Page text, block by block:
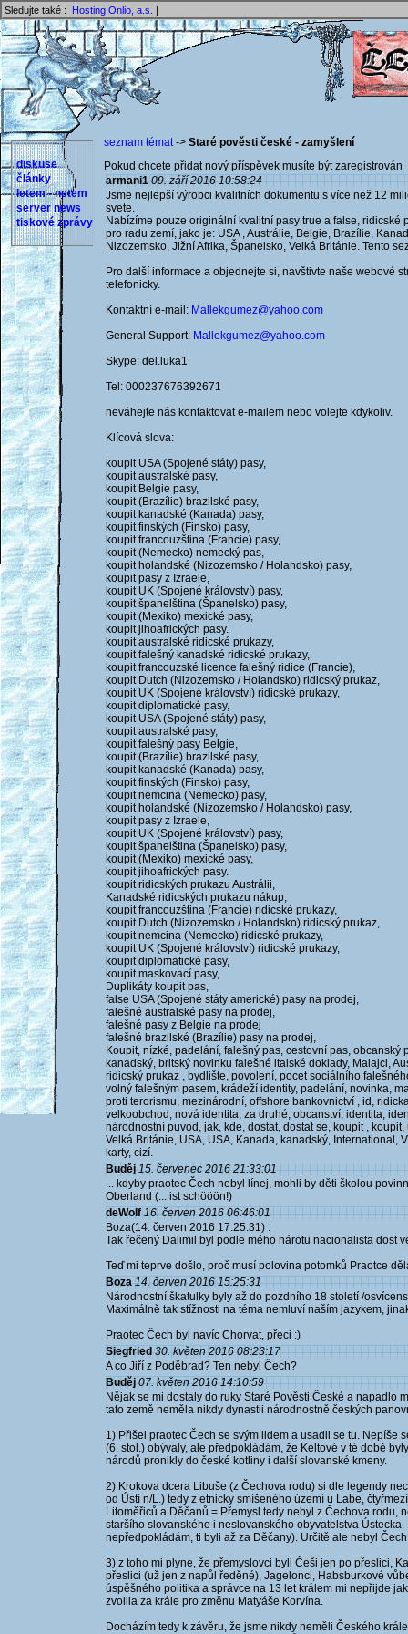
Sledujte také : Hosting Onlio, a.s. |
diskuse
články
letem - netem
server news
tiskové zprávy
seznam témat-> Staré pověsti české - zamyšlení
Pokud chcete přidat nový příspěvek musíte být
armani1 09. září 2016 10:58:24
Jsme nejlepší výrobci kvalitních dokumentu s více než 12
svete.
Nabízíme pouze originální kvalitní pasy true a false, ridicské
pro radu zemí, jako je: USA , Austrálie, Belgie, Brazílie,
Nizozemsko, Jižní Afrika, Španelsko, Velká Británie. Tento
Pro další informace a objednejte si, navštivte naše webové
telefonicky.
Kontaktní e-mail: Mallekgumez@yahoo.com
General Support: Mallekgumez@yahoo.com
Skype: del.luka1
Tel: 000237676392671
neváhejte nás kontaktovat e-mailem nebo volejte kdykoliv.
Klícová slova:
koupit USA (Spojené státy) pasy,
koupit australské pasy,
koupit Belgie pasy,
koupit (Brazílie) brazilské pasy,
koupit kanadské (Kanada) pasy,
koupit finských (Finsko) pasy,
koupit francouzština (Francie) pasy,
koupit (Nemecko) nemecký pas,
koupit holandské (Nizozemsko / Holandsko) pasy,
koupit pasy z Izraele,
koupit UK (Spojené království) pasy,
koupit španelština (Španelsko) pasy,
koupit (Mexiko) mexické pasy,
koupit jihoafrických pasy.
koupit australské ridicské prukazy,
koupit falešný kanadské ridicské prukazy,
koupit francouzské licence falešný ridice (Francie),
koupit Dutch (Nizozemsko / Holandsko) ridicský prukaz,
koupit UK (Spojené království) ridicské prukazy,
koupit diplomatické pasy,
koupit USA (Spojené státy) pasy,
koupit australské pasy,
koupit falešný pasy Belgie,
koupit (Brazílie) brazilské pasy,
koupit kanadské (Kanada) pasy,
koupit finských (Finsko) pasy,
koupit nemcina (Nemecko) pasy,
koupit holandské (Nizozemsko / Holandsko) pasy,
koupit pasy z Izraele,
koupit UK (Spojené království) pasy,
koupit španelština (Španelsko) pasy,
koupit (Mexiko) mexické pasy,
koupit jihoafrických pasy.
koupit ridicských prukazu Austrálii,
Kanadské ridicských prukazu nákup,
koupit francouzština (Francie) ridicské prukazy,
koupit Dutch (Nizozemsko / Holandsko) ridicský prukaz,
koupit nemcina (Nemecko) ridicské prukazy,
koupit UK (Spojené království) ridicské prukazy,
koupit diplomatické pasy,
koupit maskovací pasy,
Duplikáty koupit pas,
false USA (Spojené státy americké) pasy na prodej,
falešné australské pasy na prodej,
falešné pasy z Belgie na prodej
falešné brazilské (Brazílie) pasy na prodej,
Koupit, nízké, padelání, falešný pas, cestovní pas, obcanský
kanadský, britský novinku falešné italské doklady, Malajci,
ridicský prukaz , bydlište, povolení, pocet sociálního
volný falešným pasem, krádeží identity, padelání, novinka,
proti terorismu, mezinárodní, offshore bankovnictví , id,
velkoobchod, nová identita, za druhé, obcanství, identita,
národnostní puvod, jak, kde, dostat, dostat se, koupit ,
Velká Británie, USA, USA, Kanada, kanadský, International,
karty, cizí.
Buděj 15. červenec 2016 21:33:01
... kdyby praotec Čech nebyl línej, mohli by děti školou
Oberland (... ist schööön!)
deWolf 16. červen 2016 06:46:01
Boza(14. červen 2016 17:25:31) :
Tak řečený Dalimil byl podle mého nárotu nacionalista dost
Teď mi teprve došlo, proč musí polovina potomků Praotce
Boza 14. červen 2016 15:25:31
Národnostní škatulky byly až do pozdního 18 století /
Maximálně tak stížnosti na téma nemluví naším jazykem,
Praotec Čech byl navíc Chorvat, přeci :)
Siegfried 30. květen 2016 08:23:17
A co Jiří z Poděbrad? Ten nebyl Čech?
Buděj 07. květen 2016 14:10:59
Nějak se mi dostaly do ruky Staré Pověsti České a napadlo
tato země neměla nikdy dynastii národnostně českých
1) Přišel praotec Čech se svým lidem a usadil se tu. Nepíše
(6. stol.) obývaly, ale předpokládám, že Keltové v té době
národů pronikly do české kotliny i další slovanské kmeny.
2) Krokova dcera Libuše (z Čechova rodu) si dle legendy
od Ústí n/L.) tedy z etnicky smíšeného území u Labe,
Litoměřiců a Děčanů = Přemysl tedy nebyl z Čechova rodu,
staršího slovanského i neslovanského obyvatelstva
nepředpokládám, ti byli až za Děčany). Určitě ale nebyl
3) z toho mi plyne, že přemyslovci byli Češi jen po přeslici,
přeslici (už jen z napůl ředěné), Jagelonci, Habsburkové
úspěšného politika a správce na 13 let králem mi nepřijde
zvolila za krále pro změnu Matyáše Korvína.
Docházím tedy k závěru, že jsme nikdy neměli Českého